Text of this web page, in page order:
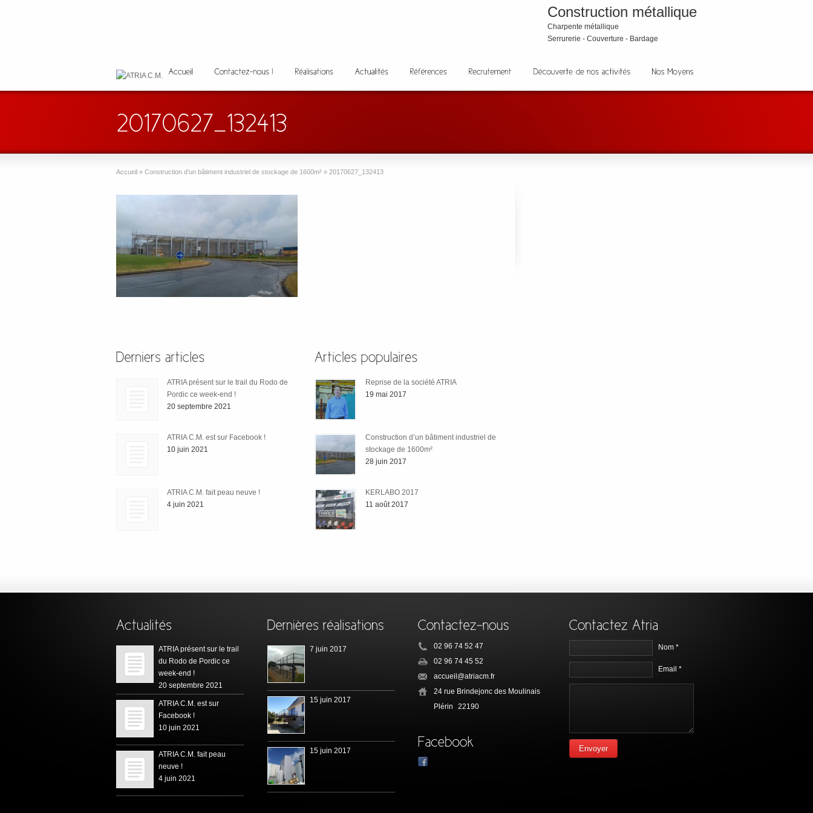
Construction métallique
Charpente métallique
Serrurerie - Couverture - Bardage
Accueil » Construction d’un bâtiment industriel de stockage de 1600m² » 20170627_132413
ATRIA présent sur le trail du Rodo de
Pordic ce week-end !
20 septembre 2021
ATRIA C.M. est sur Facebook !
10 juin 2021
ATRIA C.M. fait peau neuve !
4 juin 2021
Reprise de la société ATRIA
19 mai 2017
Construction d’un bâtiment industriel de
stockage de 1600m²
28 juin 2017
KERLABO 2017
11 août 2017
ATRIA présent sur le trail
du Rodo de Pordic ce
week-end !
20 septembre 2021
ATRIA C.M. est sur
Facebook !
10 juin 2021
ATRIA C.M. fait peau
neuve !
4 juin 2021
7 juin 2017
15 juin 2017
15 juin 2017
02 96 74 52 47
02 96 74 45 52
accueil@atriacm.fr
24 rue Brindejonc des Moulinais
Plérin
22190
Nom *
Email *
Envoyer